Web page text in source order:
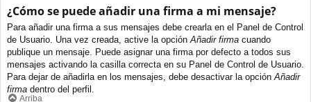
¿Cómo se puede añadir una firma a mi mensaje?
Para añadir una firma a sus mensajes debe crearla en el Panel de Control
de Usuario. Una vez creada, active la opción Añadir firma cuando
publique un mensaje. Puede asignar una firma por defecto a todos sus
mensajes activando la casilla correcta en su Panel de Control de Usuario.
Para dejar de añadirla en los mensajes, debe desactivar la opción Añadir
firma dentro del perfil.
Arriba